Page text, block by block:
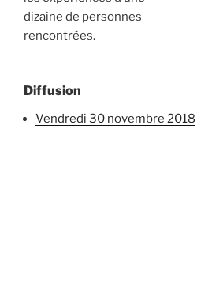
dizaine de personnes
rencontrées.
Diffusion
vendredi 30 novembre 2018